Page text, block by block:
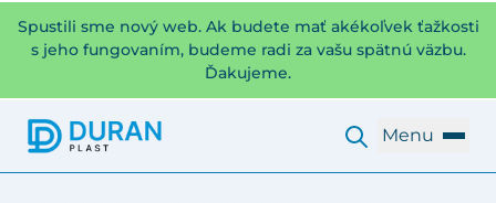
Spustili sme nový web. Ak budete mať akékoľvek ťažkosti
s jeho fungovaním, budeme radi za vašu spätnú väzbu.
Ďakujeme.
Menu